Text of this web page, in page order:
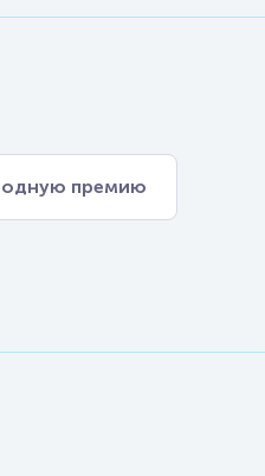
премию